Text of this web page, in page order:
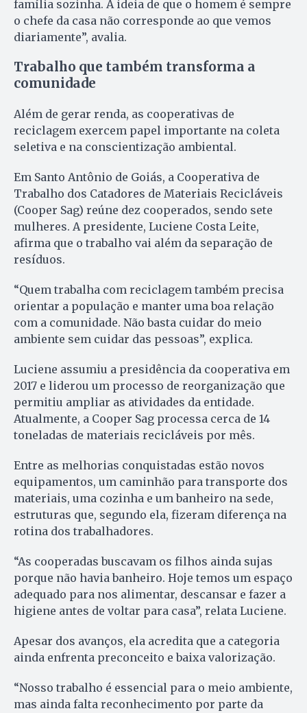
família sozinha. A ideia de que o homem é sempre
o chefe da casa não corresponde ao que vemos
diariamente”, avalia.
Trabalho que também transforma a
comunidade
Além de gerar renda, as cooperativas de
reciclagem exercem papel importante na coleta
seletiva e na conscientização ambiental.
Em Santo Antônio de Goiás, a Cooperativa de
Trabalho dos Catadores de Materiais Recicláveis
(Cooper Sag) reúne dez cooperados, sendo sete
mulheres. A presidente, Luciene Costa Leite,
afirma que o trabalho vai além da separação de
resíduos.
“Quem trabalha com reciclagem também precisa
orientar a população e manter uma boa relação
com a comunidade. Não basta cuidar do meio
ambiente sem cuidar das pessoas”, explica.
Luciene assumiu a presidência da cooperativa em
2017 e liderou um processo de reorganização que
permitiu ampliar as atividades da entidade.
Atualmente, a Cooper Sag processa cerca de 14
toneladas de materiais recicláveis por mês.
Entre as melhorias conquistadas estão novos
equipamentos, um caminhão para transporte dos
materiais, uma cozinha e um banheiro na sede,
estruturas que, segundo ela, fizeram diferença na
rotina dos trabalhadores.
“As cooperadas buscavam os filhos ainda sujas
porque não havia banheiro. Hoje temos um espaço
adequado para nos alimentar, descansar e fazer a
higiene antes de voltar para casa”, relata Luciene.
Apesar dos avanços, ela acredita que a categoria
ainda enfrenta preconceito e baixa valorização.
“Nosso trabalho é essencial para o meio ambiente,
mas ainda falta reconhecimento por parte da